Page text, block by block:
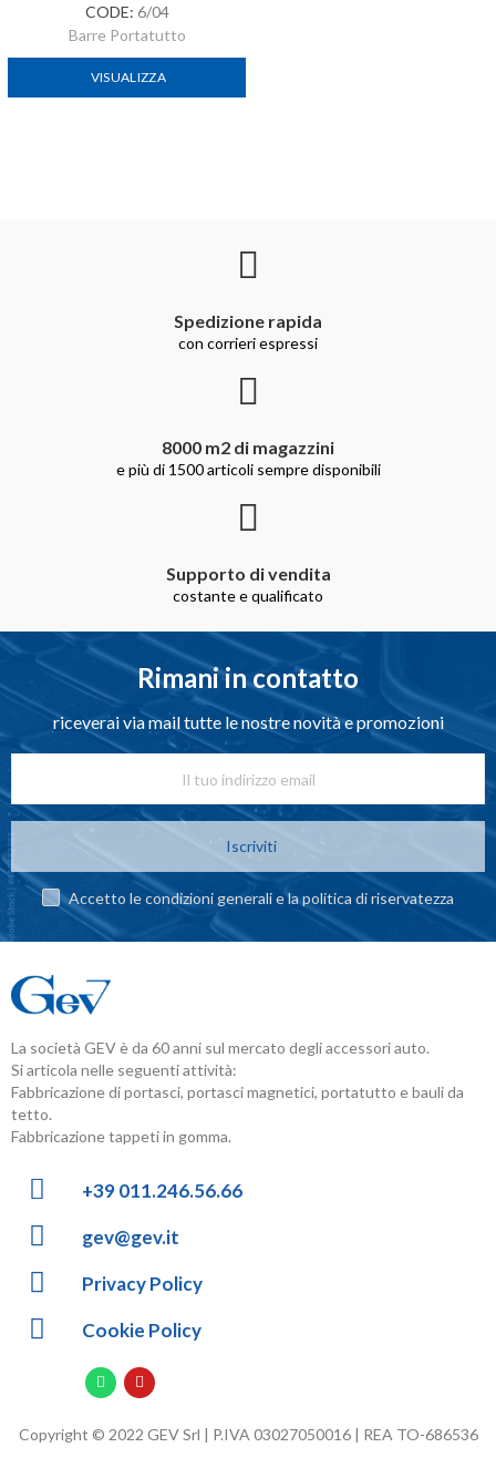
CODE: 6/04
Barre Portatutto
VISUALIZZA
Spedizione rapida
con corrieri espressi
8000 m2 di magazzini
e più di 1500 articoli sempre disponibili
Supporto di vendita
costante e qualificato
Rimani in contatto
riceverai via mail tutte le nostre novità e promozioni
Iscriviti
Accetto le condizioni generali e la politica di riservatezza
La società GEV è da 60 anni sul mercato degli accessori auto.
Si articola nelle seguenti attività:
Fabbricazione di portasci, portasci magnetici, portatutto e bauli da
tetto.
Fabbricazione tappeti in gomma.
+39 011.246.56.66
gev@gev.it
Privacy Policy
Cookie Policy
Copyright © 2022 GEV Srl | P.IVA 03027050016 | REA TO-686536